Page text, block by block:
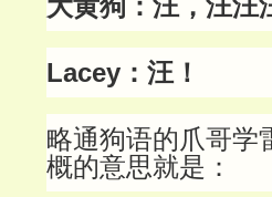
大黄狗：汪，汪汪
Lacey：汪！
略通狗语的爪哥学
概的意思就是：